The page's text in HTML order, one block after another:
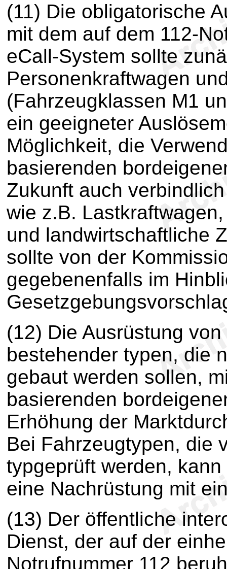
(11) Die obligatorische
mit dem auf dem 112-
eCall-System sollte
Personenkraftwagen
(Fahrzeugklassen M1
ein geeigneter
Möglichkeit, die
basierenden
Zukunft auch
wie z.B.
und landwirtschaftliche
sollte von der
gegebenenfalls im
(12) Die Ausrüstung
bestehender typen, die
gebaut werden sollen,
basierenden
Erhöhung der
Bei Fahrzeugtypen, die
typgeprüft werden,
eine Nachrüstung mit
(13) Der öffentliche
Dienst, der auf der
Notrufnummer 112